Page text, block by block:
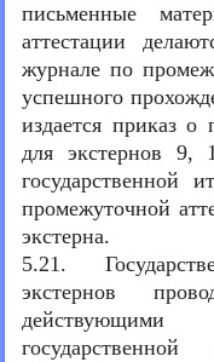
письменные
аттестации
журнале по
успешного
издается приказ
для экстернов 9,
государственной
промежуточной
экстерна.
5.21.
экстернов